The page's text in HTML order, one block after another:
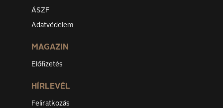
ÁSZF
Adatvédelem
MAGAZIN
Előfizetés
HÍRLEVÉL
Feliratkozás